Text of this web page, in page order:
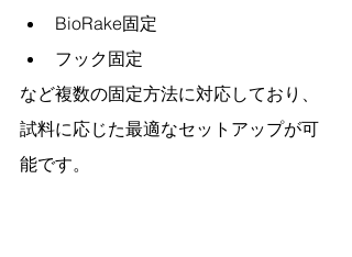
BioRake固定
フック固定
など複数の固定方法に対応しており、
試料に応じた最適なセットアップが可
能です。